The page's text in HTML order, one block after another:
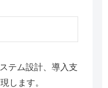
テム設計、導入支
します。